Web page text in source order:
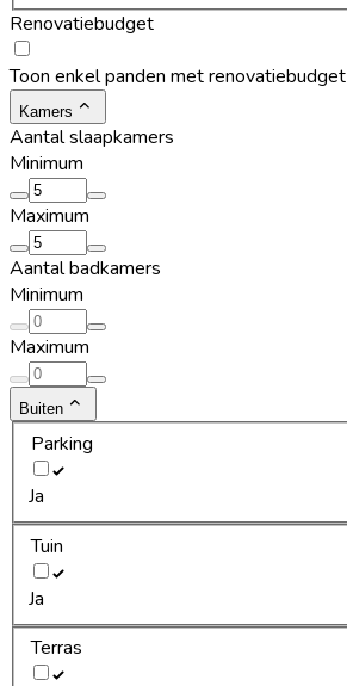
Renovatiebudget
Toon enkel panden met renovatiebudget
Kamers
Aantal slaapkamers
Minimum
Maximum
Aantal badkamers
Minimum
Maximum
Buiten
Parking
Ja
Tuin
Ja
Terras